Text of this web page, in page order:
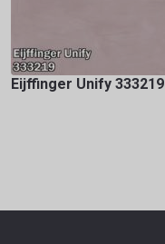
Eijffinger Unify 333219